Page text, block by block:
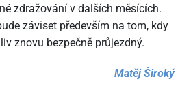
zdražování v dalších měsících.
záviset především na tom, kdy
znovu bezpečně průjezdný.
Matěj Široký